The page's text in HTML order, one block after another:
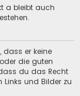
a bleibt auch
dass er keine
die guten
du das Recht
Links und Bilder zu